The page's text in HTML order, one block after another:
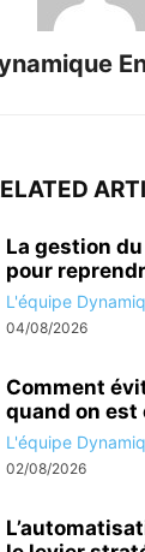
La gestion
pour
L'équipe
04/08/2026
Comment
quand on est
L'équipe
02/08/2026